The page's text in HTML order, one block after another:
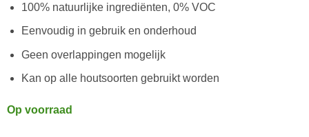
100% natuurlijke ingrediënten, 0% VOC
Eenvoudig in gebruik en onderhoud
Geen overlappingen mogelijk
Kan op alle houtsoorten gebruikt worden
Op voorraad